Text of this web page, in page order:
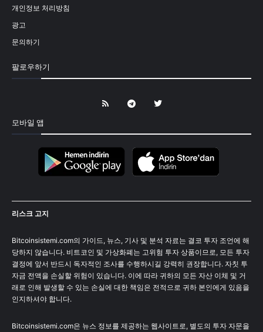
개인정보 처리방침
광고
문의하기
팔로우하기
모바일 앱
리스크 고지
Bitcoinsistemi.com의 가이드, 뉴스, 기사 및 분석 자료는 결코 투자 조언에 해
당하지 않습니다. 비트코인 및 가상화폐는 고위험 투자 상품이므로, 모든 투자
결정에 앞서 반드시 독자적인 조사를 수행하시길 강력히 권장합니다. 자칫 투
자금 전액을 손실할 위험이 있습니다. 이에 따라 귀하의 모든 자산 이체 및 거
래로 인해 발생할 수 있는 손실에 대한 책임은 전적으로 귀하 본인에게 있음을
인지하셔야 합니다.
Bitcoinsistemi.com은 뉴스 정보를 제공하는 웹사이트로, 별도의 투자 자문을